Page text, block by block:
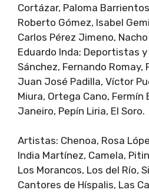
Cortázar, Paloma
Roberto Gómez, Isabel
Carlos Pérez Jimeno,
Eduardo Inda; Deportistas
Sánchez, Fernando Romay,
Juan José Padilla, Víctor
Miura, Ortega Cano,
Janeiro, Pepín Liria, El Soro.
Artistas: Chenoa, Rosa
India Martínez, Camela,
Los Morancos, Los del Río,
Cantores de Híspalis, Las